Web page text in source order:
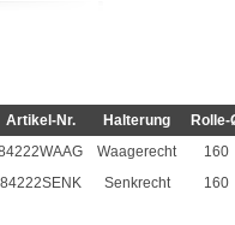
Artikel-Nr. Halterung
Waagerecht
160
84222SENK
Senkrecht 160